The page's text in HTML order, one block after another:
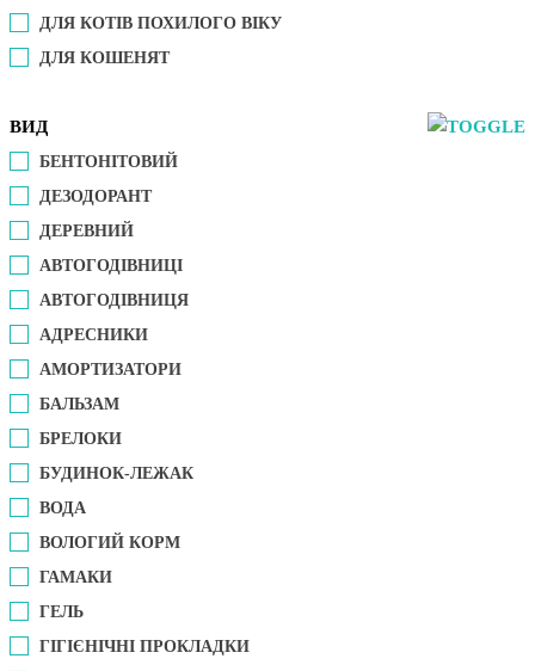
ДЛЯ КОТІВ ПОХИЛОГО ВІКУ
ДЛЯ КОШЕНЯТ
ВИД
БЕНТОНІТОВИЙ
ДЕЗОДОРАНТ
ДЕРЕВНИЙ
АВТОГОДІВНИЦІ
АВТОГОДІВНИЦЯ
АДРЕСНИКИ
АМОРТИЗАТОРИ
БАЛЬЗАМ
БРЕЛОКИ
БУДИНОК-ЛЕЖАК
ВОДА
ВОЛОГИЙ КОРМ
ГАМАКИ
ГЕЛЬ
ГІГІЄНІЧНІ ПРОКЛАДКИ